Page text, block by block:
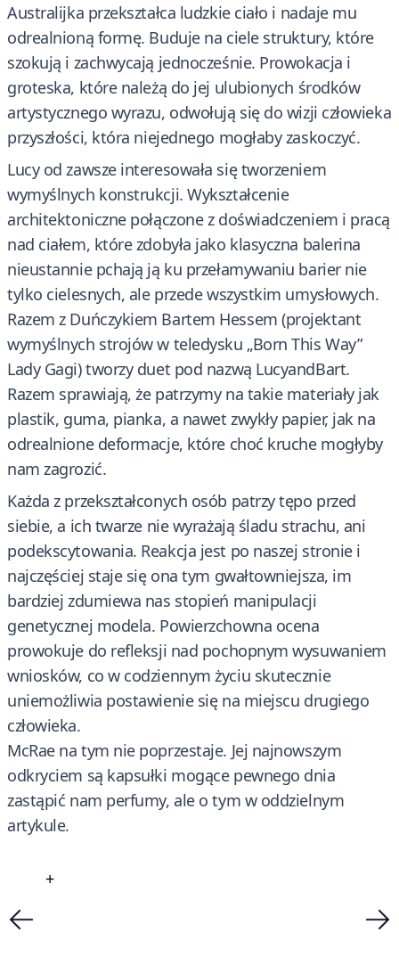
Australijka przekształca ludzkie ciało i nadaje mu
odrealnioną formę. Buduje na ciele struktury, które
szokują i zachwycają jednocześnie. Prowokacja i
groteska, które należą do jej ulubionych środków
artystycznego wyrazu, odwołują się do wizji człowieka
przyszłości, która niejednego mogłaby zaskoczyć.
Lucy od zawsze interesowała się tworzeniem
wymyślnych konstrukcji. Wykształcenie
architektoniczne połączone z doświadczeniem i pracą
nad ciałem, które zdobyła jako klasyczna balerina
nieustannie pchają ją ku przełamywaniu barier nie
tylko cielesnych, ale przede wszystkim umysłowych.
Razem z Duńczykiem Bartem Hessem (projektant
wymyślnych strojów w teledysku „Born This Way”
Lady Gagi) tworzy duet pod nazwą LucyandBart.
Razem sprawiają, że patrzymy na takie materiały jak
plastik, guma, pianka, a nawet zwykły papier, jak na
odrealnione deformacje, które choć kruche mogłyby
nam zagrozić.
Każda z przekształconych osób patrzy tępo przed
siebie, a ich twarze nie wyrażają śladu strachu, ani
podekscytowania. Reakcja jest po naszej stronie i
najczęściej staje się ona tym gwałtowniejsza, im
bardziej zdumiewa nas stopień manipulacji
genetycznej modela. Powierzchowna ocena
prowokuje do refleksji nad pochopnym wysuwaniem
wniosków, co w codziennym życiu skutecznie
uniemożliwia postawienie się na miejscu drugiego
człowieka.
McRae na tym nie poprzestaje. Jej najnowszym
odkryciem są kapsułki mogące pewnego dnia
zastąpić nam perfumy, ale o tym w oddzielnym
artykule.
+